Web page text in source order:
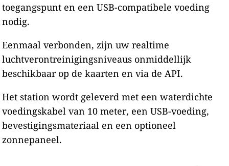
toegangspunt en een USB-compatibele voeding
nodig.
Eenmaal verbonden, zijn uw realtime
luchtverontreinigingsniveaus onmiddellijk
beschikbaar op de kaarten en via de API.
Het station wordt geleverd met een waterdichte
voedingskabel van 10 meter, een USB-voeding,
bevestigingsmateriaal en een optioneel
zonnepaneel.